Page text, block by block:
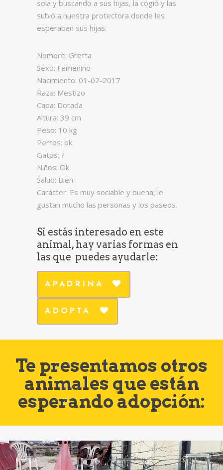
sola y buscando a sus hijas, la cogió y las
subió a nuestra protectora donde les
esperaban sus hijas.
Nombre: Gretta
Sexo: Femenino
Nacimiento: 01-02-2017
Raza: Mestizo
Capa: Dorada
Altura: 39 cm
Peso: 10 kg
Perros: ok
Gatos: ?
Niños: Ok
Salud: Bien
Carácter: Es muy sociable y buena, le
gustan mucho las personas y los paseos.
Si estás interesado en este
animal, hay varias formas en
las que puedes ayudarle:
APADRINA
ADOPTA
Te presentamos otros
animales que están
esperando adopción: